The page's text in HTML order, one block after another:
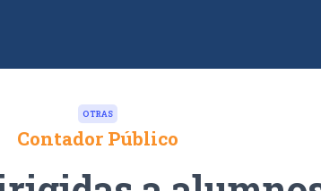
OTRAS
Contador Público